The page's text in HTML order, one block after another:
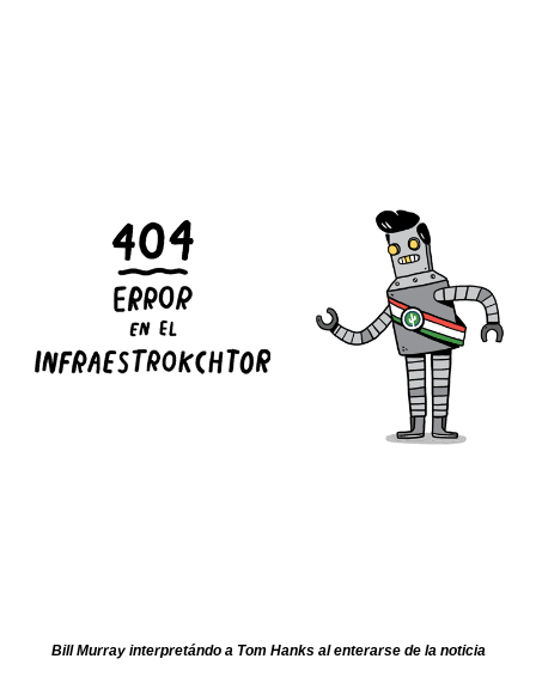
Bill Murray interpretándo a Tom Hanks al enterarse de la noticia